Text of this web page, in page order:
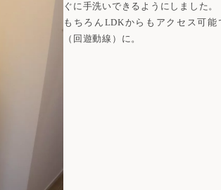
ぐに手洗いできるようにしました。
もちろんLDKからもアクセス可
（回遊動線）に。